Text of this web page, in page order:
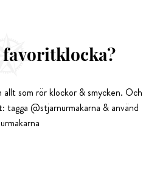
som rör klockor & smycken. Och
tagga @stjarnurmakarna & använd